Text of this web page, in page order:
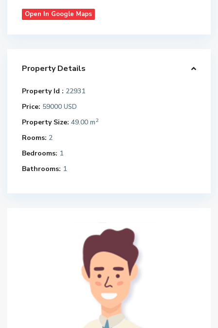
Open In Google Maps
Property Details
Property Id : 22931
Price: 59000 USD
Property Size: 49.00 m2
Rooms: 2
Bedrooms: 1
Bathrooms: 1